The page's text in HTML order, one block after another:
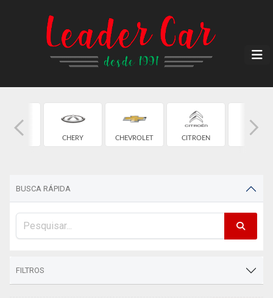
CHERY CHEVROLET CITROEN
BUSCA RÁPIDA
FILTROS